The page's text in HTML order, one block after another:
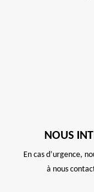
NOUS
En cas d’urgence,
à nous